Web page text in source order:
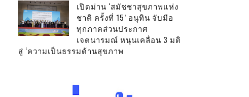
เปิดม่าน ‘สมัชชาสุขภาพแห่ง
ชาติ ครั้งที่ 15’ อนุทิน จับมือ
ทุกภาคส่วนประกาศ
เจตนารมณ์ หนุนเคลื่อน 3 มติ
สู่ ‘ความเป็นธรรมด้านสุขภาพ